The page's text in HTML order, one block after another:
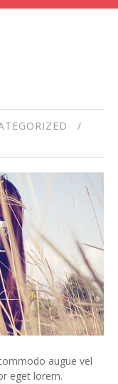
augue vel
eget lorem.